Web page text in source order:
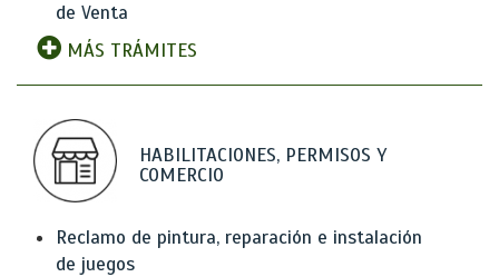
de Venta
MÁS TRÁMITES
HABILITACIONES, PERMISOS Y
COMERCIO
Reclamo de pintura, reparación e instalación
de juegos